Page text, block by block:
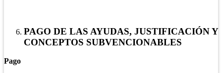
PAGO DE LAS AYUDAS, JUSTIFICACIÓN Y
CONCEPTOS SUBVENCIONABLES
Pago